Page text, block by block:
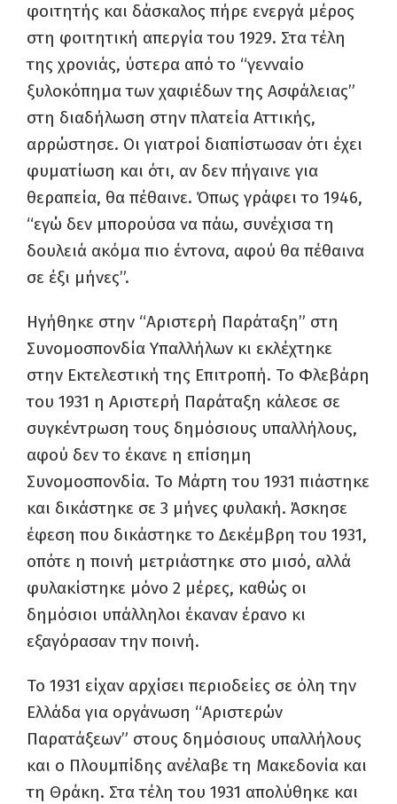
φοιτητής και δάσκαλος πήρε ενεργά μέρος
στη φοιτητική απεργία του 1929. Στα τέλη
της χρονιάς, ύστερα από το “γενναίο
ξυλοκόπημα των χαφιέδων της Ασφάλειας”
στη διαδήλωση στην πλατεία Αττικής,
αρρώστησε. Οι γιατροί διαπίστωσαν ότι έχει
φυματίωση και ότι, αν δεν πήγαινε για
θεραπεία, θα πέθαινε. Όπως γράφει το 1946,
“εγώ δεν μπορούσα να πάω, συνέχισα τη
δουλειά ακόμα πιο έντονα, αφού θα πέθαινα
σε έξι μήνες”.
Ηγήθηκε στην “Αριστερή Παράταξη” στη
Συνομοσπονδία Υπαλλήλων κι εκλέχτηκε
στην Εκτελεστική της Επιτροπή. Το Φλεβάρη
του 1931 η Αριστερή Παράταξη κάλεσε σε
συγκέντρωση τους δημόσιους υπαλλήλους,
αφού δεν το έκανε η επίσημη
Συνομοσπονδία. Το Μάρτη του 1931 πιάστηκε
και δικάστηκε σε 3 μήνες φυλακή. Άσκησε
έφεση που δικάστηκε το Δεκέμβρη του 1931,
οπότε η ποινή μετριάστηκε στο μισό, αλλά
φυλακίστηκε μόνο 2 μέρες, καθώς οι
δημόσιοι υπάλληλοι έκαναν έρανο κι
εξαγόρασαν την ποινή.
Το 1931 είχαν αρχίσει περιοδείες σε όλη την
Ελλάδα για οργάνωση “Αριστερών
Παρατάξεων” στους δημόσιους υπαλλήλους
και ο Πλουμπίδης ανέλαβε τη Μακεδονία και
τη Θράκη. Στα τέλη του 1931 απολύθηκε και